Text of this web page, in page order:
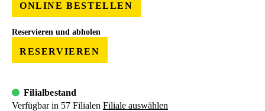
ONLINE BESTELLEN
Reservieren und abholen
RESERVIEREN
Filialbestand
Verfügbar in 57 Filialen Filiale auswählen